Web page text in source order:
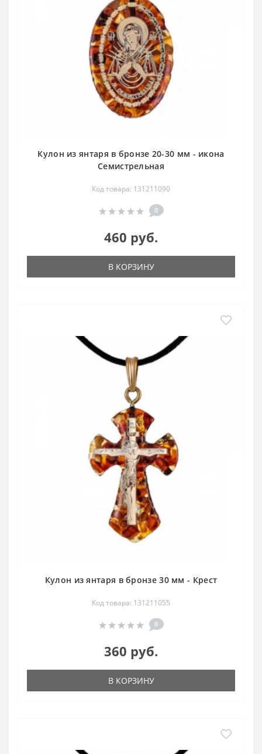
Кулон из янтаря в бронзе 20-30 мм - икона
Семистрельная
Код товара: 131211090
0
460 руб.
В КОРЗИНУ
Кулон из янтаря в бронзе 30 мм - Крест
Код товара: 131211055
0
360 руб.
В КОРЗИНУ